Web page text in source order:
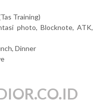
Training)
photo, Blocknote, ATK,
Dinner